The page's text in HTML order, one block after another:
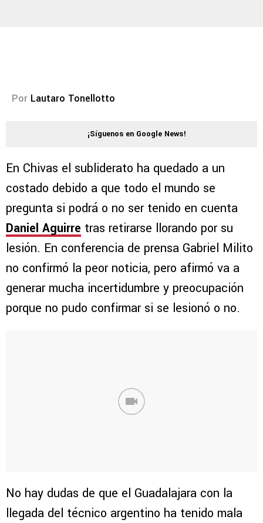
Por Lautaro Tonellotto
¡Síguenos en Google News!
En Chivas el subliderato ha quedado a un
costado debido a que todo el mundo se
pregunta si podrá o no ser tenido en cuenta
Daniel Aguirre tras retirarse llorando por su
lesión. En conferencia de prensa Gabriel Milito
no confirmó la peor noticia, pero afirmó va a
generar mucha incertidumbre y preocupación
porque no pudo confirmar si se lesionó o no.
No hay dudas de que el Guadalajara con la
llegada del técnico argentino ha tenido mala